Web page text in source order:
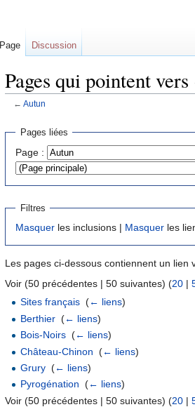
Pages qui pointent
← Autun
Pages liées
Page :
Filtres
Masquer les inclusions | Masquer les
Les pages ci-dessous contiennent un lien
Voir (50 précédentes | 50 suivantes) (20 |
Sites français ‎(← liens)
Berthier ‎(← liens)
Bois-Noirs ‎(← liens)
Château-Chinon ‎(← liens)
Grury ‎(← liens)
Pyrogénation ‎(← liens)
Voir (50 précédentes | 50 suivantes) (20 |
Page Discussion